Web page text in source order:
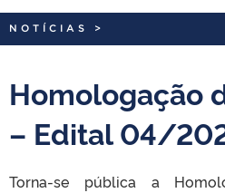
TELEFONES
NOTÍCIAS >
Homologação
– Edital 04/
Torna-se pública a